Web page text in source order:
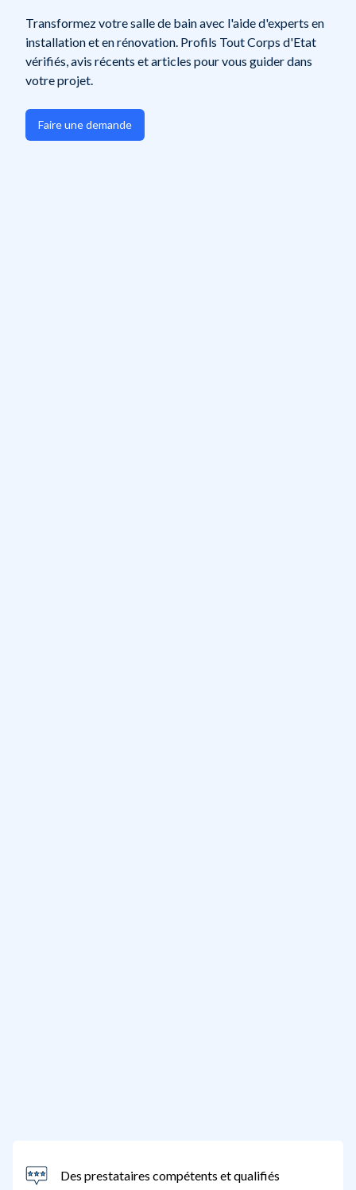
Transformez votre salle de bain avec l'aide d'experts en
installation et en rénovation. Profils Tout Corps d'Etat
vérifiés, avis récents et articles pour vous guider dans
votre projet.
Faire une demande
Des prestataires compétents et qualifiés